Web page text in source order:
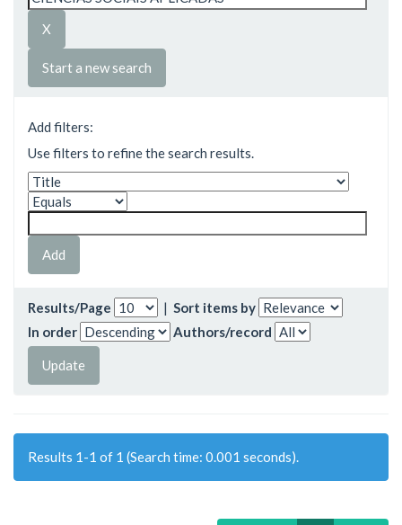
Start a new search
Add filters:
Use filters to refine the search results.
Results/Page | Sort items by
In order
Authors/record
Results 1-1 of 1 (Search time: 0.001 seconds).